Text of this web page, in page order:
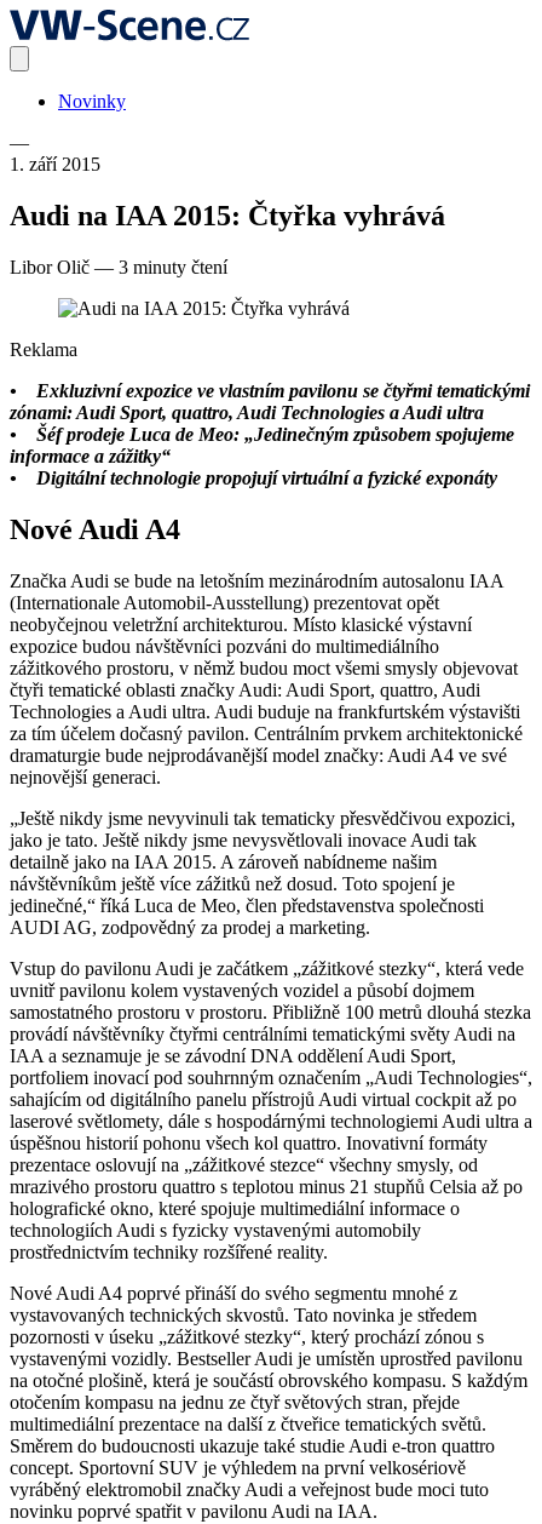
Novinky
—
1. září 2015
Audi na IAA 2015: Čtyřka vyhrává
Libor Olič — 3 minuty čtení
Reklama
• Exkluzivní expozice ve vlastním pavilonu se čtyřmi tematickými
zónami: Audi Sport, quattro, Audi Technologies a Audi ultra
• Šéf prodeje Luca de Meo: „Jedinečným způsobem spojujeme
informace a zážitky“
• Digitální technologie propojují virtuální a fyzické exponáty
Nové Audi A4
Značka Audi se bude na letošním mezinárodním autosalonu IAA
(Internationale Automobil-Ausstellung) prezentovat opět
neobyčejnou veletržní architekturou. Místo klasické výstavní
expozice budou návštěvníci pozváni do multimediálního
zážitkového prostoru, v němž budou moct všemi smysly objevovat
čtyři tematické oblasti značky Audi: Audi Sport, quattro, Audi
Technologies a Audi ultra. Audi buduje na frankfurtském výstavišti
za tím účelem dočasný pavilon. Centrálním prvkem architektonické
dramaturgie bude nejprodávanější model značky: Audi A4 ve své
nejnovější generaci.
„Ještě nikdy jsme nevyvinuli tak tematicky přesvědčivou expozici,
jako je tato. Ještě nikdy jsme nevysvětlovali inovace Audi tak
detailně jako na IAA 2015. A zároveň nabídneme našim
návštěvníkům ještě více zážitků než dosud. Toto spojení je
jedinečné,“ říká Luca de Meo, člen představenstva společnosti
AUDI AG, zodpovědný za prodej a marketing.
Vstup do pavilonu Audi je začátkem „zážitkové stezky“, která vede
uvnitř pavilonu kolem vystavených vozidel a působí dojmem
samostatného prostoru v prostoru. Přibližně 100 metrů dlouhá stezka
provádí návštěvníky čtyřmi centrálními tematickými světy Audi na
IAA a seznamuje je se závodní DNA oddělení Audi Sport,
portfoliem inovací pod souhrnným označením „Audi Technologies“,
sahajícím od digitálního panelu přístrojů Audi virtual cockpit až po
laserové světlomety, dále s hospodárnými technologiemi Audi ultra a
úspěšnou historií pohonu všech kol quattro. Inovativní formáty
prezentace oslovují na „zážitkové stezce“ všechny smysly, od
mrazivého prostoru quattro s teplotou minus 21 stupňů Celsia až po
holografické okno, které spojuje multimediální informace o
technologiích Audi s fyzicky vystavenými automobily
prostřednictvím techniky rozšířené reality.
Nové Audi A4 poprvé přináší do svého segmentu mnohé z
vystavovaných technických skvostů. Tato novinka je středem
pozornosti v úseku „zážitkové stezky“, který prochází zónou s
vystavenými vozidly. Bestseller Audi je umístěn uprostřed pavilonu
na otočné plošině, která je součástí obrovského kompasu. S každým
otočením kompasu na jednu ze čtyř světových stran, přejde
multimediální prezentace na další z čtveřice tematických světů.
Směrem do budoucnosti ukazuje také studie Audi e-tron quattro
concept. Sportovní SUV je výhledem na první velkosériově
vyráběný elektromobil značky Audi a veřejnost bude moci tuto
novinku poprvé spatřit v pavilonu Audi na IAA.